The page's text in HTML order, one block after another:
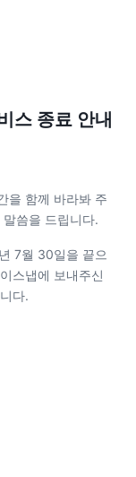
스 종료 안내
을 함께 바라봐 주
씀을 드립니다.
7월 30일을 끝으
스냅에 보내주신
다.